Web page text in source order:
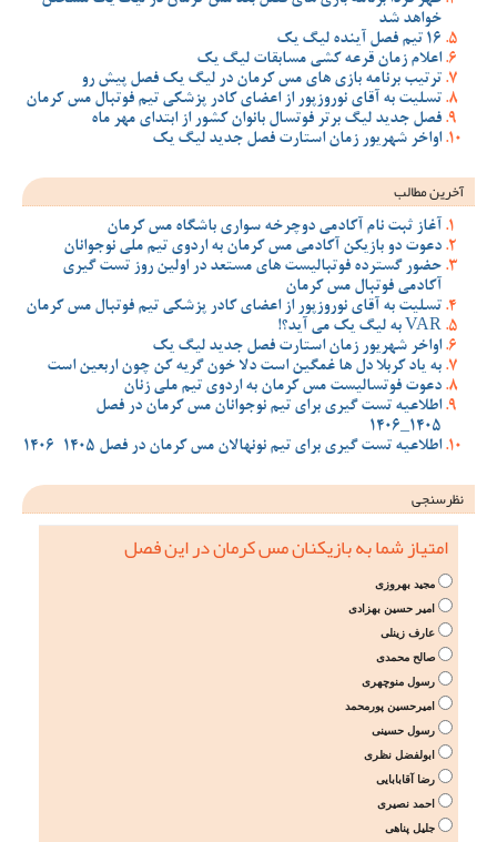
خواهد شد
16 تیم فصل آینده لیگ یک
اعلام زمان قرعه کشی مسابقات لیگ یک
ترتیب برنامه بازی های مس کرمان در لیگ یک فصل پیش رو
تسلیت به آقای نوروزپور از اعضای کادر پزشکی تیم فوتبال مس کرمان
فصل جدید لیگ برتر فوتسال بانوان کشور از ابتدای مهر ماه
اواخر شهریور زمان استارت فصل جدید لیگ یک
آخرین مطالب
آغاز ثبت نام آکادمی دوچرخه سواری باشگاه مس کرمان
دعوت دو بازیکن آکادمی مس کرمان به اردوی تیم ملی نوجوانان
حضور گسترده فوتبالیست های مستعد در اولین روز تست گیری
آکادمی فوتبال مس کرمان
تسلیت به آقای نوروزپور از اعضای کادر پزشکی تیم فوتبال مس کرمان
VAR به لیگ یک می آید؟!
اواخر شهریور زمان استارت فصل جدید لیگ یک
به یاد کربلا دل ها غمگین است دلا خون گریه کن چون اربعین است
دعوت فوتسالیست مس کرمان به اردوی تیم ملی زنان
اطلاعیه تست گیری برای تیم نوجوانان مس کرمان در فصل
1405_1406
اطلاعیه تست گیری برای تیم نونهالان مس کرمان در فصل 1405-1406
نظرسنجی
امتیاز شما به بازیکنان مس کرمان در این فصل
مجید بهروزی
امیر حسین بهزادی
عارف زینلی
صالح محمدی
رسول منوچهری
امیرحسین پورمحمد
رسول حسینی
ابولفضل نظری
رضا آقابابایی
احمد نصیری
جلیل پناهی